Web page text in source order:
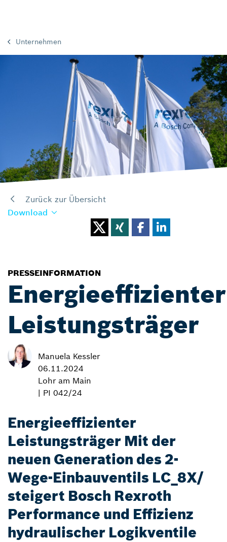
Unternehmen
Zurück zur Übersicht
Download
PRESSEINFORMATION
Energieeffizienter
Leistungsträger
Manuela Kessler
06.11.2024
Lohr am Main
| PI 042/24
Energieeffizienter
Leistungsträger Mit der
neuen Generation des 2-
Wege-Einbauventils LC_8X/
steigert Bosch Rexroth
Performance und Effizienz
hydraulischer Logikventile